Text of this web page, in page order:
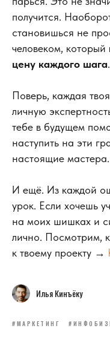
получится.
становишься не
человеком, который
цену каждого шага.
Поверь, каждая
личную
тебе в будущем
наступить на эти
настоящие мастера.
И ещё. Из каждой
урок. Если хочешь
на моих шишках и
лично. Посмотрим,
к твоему проекту →
Илья Кинъёку
#МАРКЕТИНГ